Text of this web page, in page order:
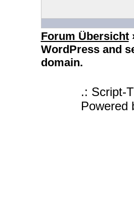
Forum Übersicht
WordPress and
domain.
.: Script-
Powered